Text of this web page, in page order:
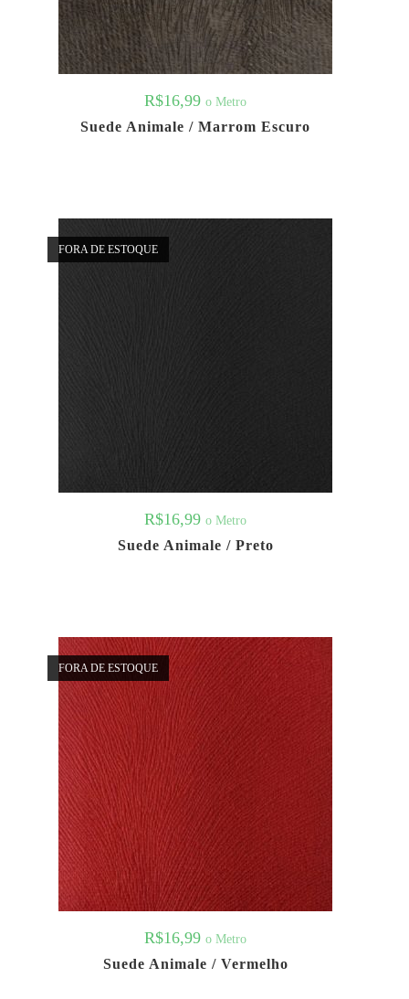
R$16,99 o Metro
Suede Animale / Marrom Escuro
FORA DE ESTOQUE
R$16,99 o Metro
Suede Animale / Preto
FORA DE ESTOQUE
R$16,99 o Metro
Suede Animale / Vermelho